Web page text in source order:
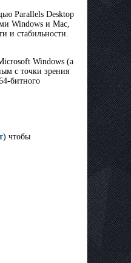
Parallels Desktop
Windows и Мас,
и стабильности.
Windows (а
с точки зрения
битного
) чтобы